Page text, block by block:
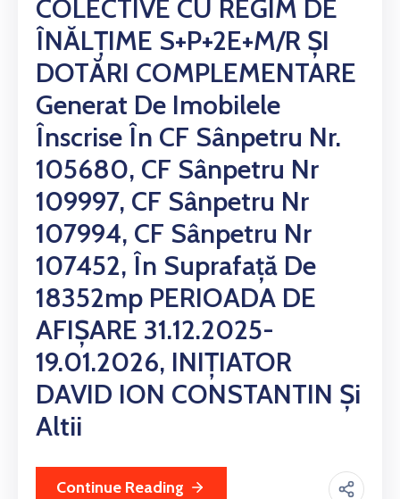
COLECTIVE CU REGIM DE
ÎNĂLȚIME S+P+2E+M/R ȘI
DOTĂRI COMPLEMENTARE
Generat De Imobilele
Înscrise În CF Sânpetru Nr.
105680, CF Sânpetru Nr
109997, CF Sânpetru Nr
107994, CF Sânpetru Nr
107452, În Suprafață De
18352mp PERIOADA DE
AFIȘARE 31.12.2025-
19.01.2026, INIȚIATOR
DAVID ION CONSTANTIN Și
Altii
Continue Reading